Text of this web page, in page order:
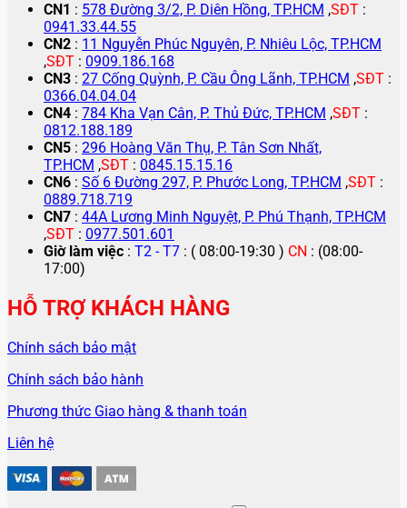
CN1 : 578 Đường 3/2, P. Diên Hồng, TP.HCM ,SĐT :
0941.33.44.55
CN2 : 11 Nguyễn Phúc Nguyên, P. Nhiêu Lộc, TP.HCM
,SĐT : 0909.186.168
CN3 : 27 Cống Quỳnh, P. Cầu Ông Lãnh, TP.HCM ,SĐT :
0366.04.04.04
CN4 : 784 Kha Vạn Cân, P. Thủ Đức, TP.HCM ,SĐT :
0812.188.189
CN5 : 296 Hoàng Văn Thụ, P. Tân Sơn Nhất,
TP.HCM ,SĐT : 0845.15.15.16
CN6 : Số 6 Đường 297, P. Phước Long, TP.HCM ,SĐT :
0889.718.719
CN7 : 44A Lương Minh Nguyệt, P. Phú Thạnh, TP.HCM
,SĐT : 0977.501.601
Giờ làm việc : T2 - T7 : ( 08:00-19:30 ) CN : (08:00-
17:00)
HỖ TRỢ KHÁCH HÀNG
Chính sách bảo mật
Chính sách bảo hành
Phương thức Giao hàng & thanh toán
Liên hệ